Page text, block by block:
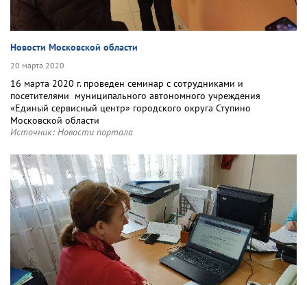
Новости Московской области
20 марта 2020
16 марта 2020 г. проведен семинар с сотрудниками и
посетителями муниципального автономного учреждения
«Единый сервисный центр» городского округа Ступино
Московской области
Источник: Новости портала